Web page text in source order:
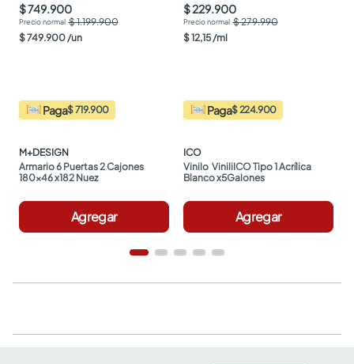
$ 749.900
$ 1.199.900
$749.900 /un
Paga$ 719.900
M+DESIGN
Armario 6 Puertas 2 Cajones
180x46 x182 Nuez
Agregar
$ 229.900
$ 279.990
$12,15 /ml
Paga$ 224.900
ICO
Vinilo  ViniliICO Tipo 1 Acrílica
Blanco x5Galones
Agregar